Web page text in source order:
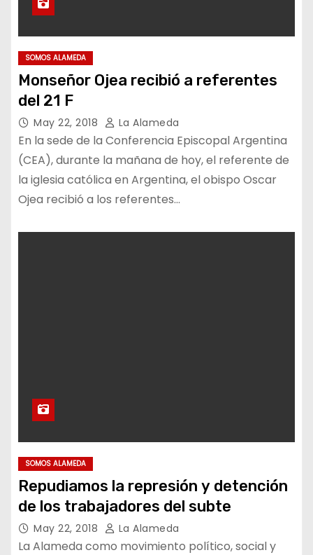
SOMOS ALAMEDA
Monseñor Ojea recibió a referentes
del 21 F
May 22, 2018 La Alameda
En la sede de la Conferencia Episcopal Argentina
(CEA), durante la mañana de hoy, el referente de
la iglesia católica en Argentina, el obispo Oscar
Ojea recibió a los referentes…
SOMOS ALAMEDA
Repudiamos la represión y detención
de los trabajadores del subte
May 22, 2018 La Alameda
La Alameda como movimiento político, social y